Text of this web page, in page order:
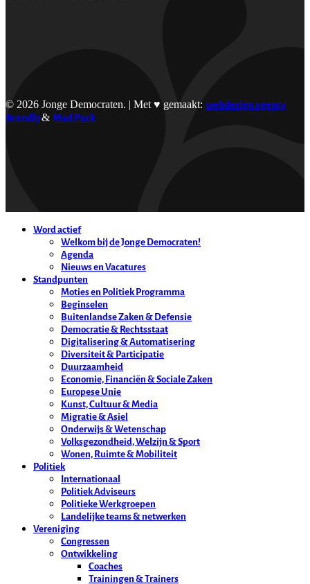
© 2026 Jonge Democraten. | Met ♥︎ gemaakt: webdesign agency
Brendly& Mad Pack
Word actief
Welkom bij de Jonge Democraten!
Agenda
Nieuws en Vacatures
Standpunten
Moties en Politiek Programma
Beginselen
Buitenlandse Zaken & Defensie
Democratie & Rechtsstaat
Digitalisering & Automatisering
Diversiteit & Participatie
Duurzaamheid
Economie, Financiën & Sociale Zaken
Europese Unie
Kunst, Cultuur & Media
Migratie & Asiel
Onderwijs & Wetenschap
Volksgezondheid, Welzijn & Sport
Wonen, Ruimte & Mobiliteit
Politiek
Internationaal
Politiek Adviseurs
Politieke Werkgroepen
Landelijke teams & netwerken
Vereniging
Congressen
Ontwikkeling
Coaches
Trainingen & Trainers